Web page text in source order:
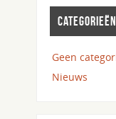
CATEGORIEËN
Geen
Nieuws